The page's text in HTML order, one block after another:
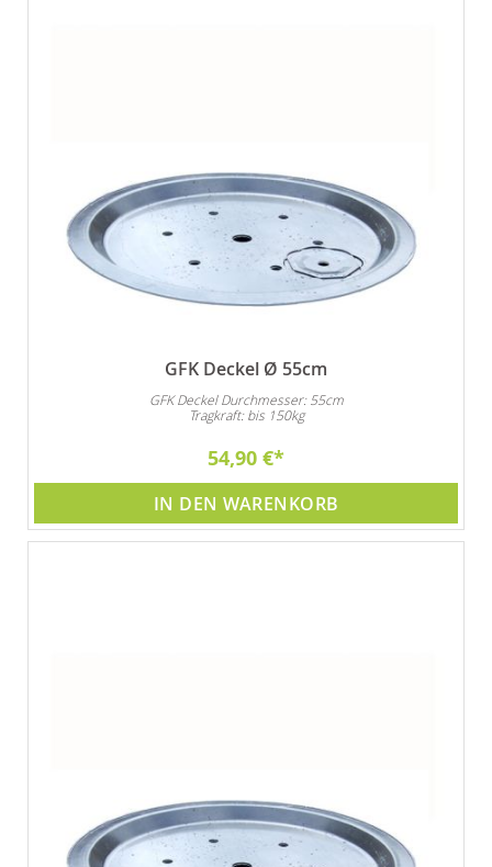
GFK Deckel Ø 55cm
GFK Deckel Durchmesser: 55cm
Tragkraft: bis 150kg
54,90 €
IN DEN WARENKORB